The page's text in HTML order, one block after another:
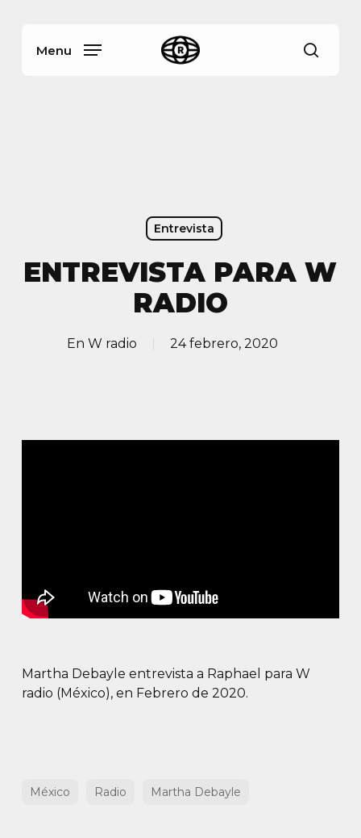
Menu
Entrevista
ENTREVISTA PARA W
RADIO
En W radio 24 febrero, 2020
Martha Debayle entrevista a Raphael para W
radio (México), en Febrero de 2020.
México Radio Martha Debayle